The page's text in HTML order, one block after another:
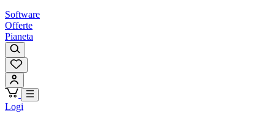
Software
Offerte
Pianeta
Logi